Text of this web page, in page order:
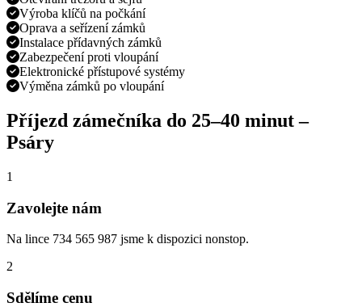
Výroba klíčů na počkání
Oprava a seřízení zámků
Instalace přídavných zámků
Zabezpečení proti vloupání
Elektronické přístupové systémy
Výměna zámků po vloupání
Příjezd zámečníka do 25–40 minut–
Psáry
1
Zavolejte nám
Na lince 734 565 987 jsme k dispozici nonstop.
2
Sdělíme cenu